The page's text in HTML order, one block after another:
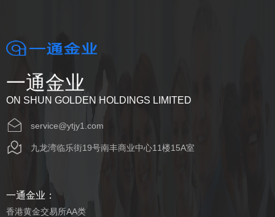
一通金业
ON SHUN GOLDEN HOLDINGS LIMITED
service@ytjy1.com
九龙湾临乐街19号南丰商业中心11楼15A室
一通金业：
香港黄金交易所AA类